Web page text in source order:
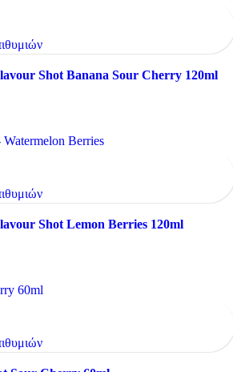
Shot Banana Sour Cherry 120ml
Shot Lemon Berries 120ml